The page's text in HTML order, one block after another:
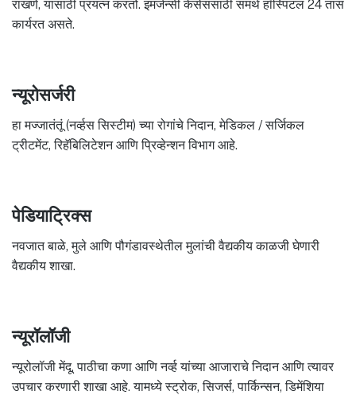
राखणे, यासाठी प्रयत्न करतो. इमर्जन्सी केसेससाठी समर्थ हॉस्पिटल 24 तास
कार्यरत असते.
न्यूरोसर्जरी
हा मज्जातंतूं (नर्व्हस सिस्टीम) च्या रोगांचे निदान, मेडिकल / सर्जिकल
ट्रीटमेंट, रिहॅबिलिटेशन आणि प्रिव्हेन्शन विभाग आहे.
पेडियाट्रिक्स
नवजात बाळे, मुले आणि पौगंडावस्थेतील मुलांची वैद्यकीय काळजी घेणारी
वैद्यकीय शाखा.
न्यूरॉलॉजी
न्यूरोलॉजी मेंदू, पाठीचा कणा आणि नर्व्ह यांच्या आजाराचे निदान आणि त्यावर
उपचार करणारी शाखा आहे. यामध्ये स्ट्रोक, सिजर्स, पार्किन्सन, डिमेंशिया